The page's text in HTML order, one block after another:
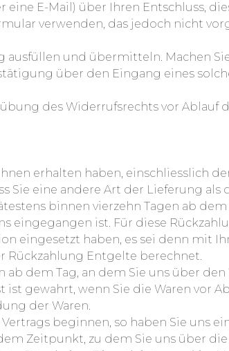
E-Mail) über Ihren Entschluss,
verwenden, das jedoch nicht
und übermitteln. Machen
über den Eingang eines
des Widerrufsrechts vor Ablauf
erhalten haben, einschliesslich
Sie eine andere Art der Lieferung als
binnen vierzehn Tagen ab dem
eingegangen ist. Für diese
eingesetzt haben, es sei denn mit
Rückzahlung Entgelte berechnet.
ab dem Tag, an dem Sie uns über
gewahrt, wenn Sie die Waren vor
der Waren.
beginnen, so haben Sie uns
Zeitpunkt, zu dem Sie uns über